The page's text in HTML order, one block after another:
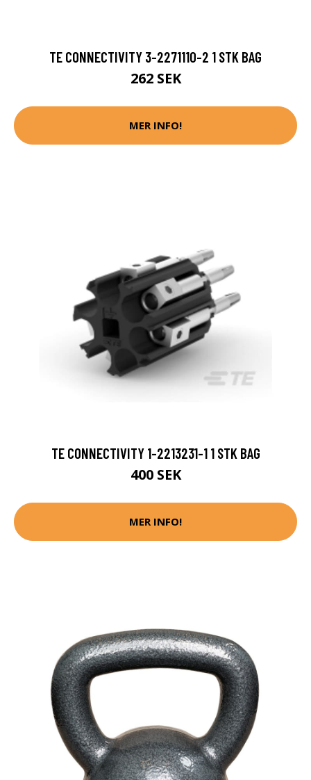
TE CONNECTIVITY 3-2271110-2 1 STK BAG
262 SEK
MER INFO!
TE CONNECTIVITY 1-2213231-1 1 STK BAG
400 SEK
MER INFO!